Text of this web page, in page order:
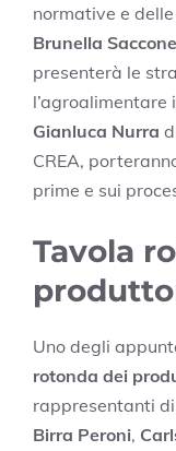
normative e
Brunella Saccone
presenterà le
Gianluca Nurra
CREA,
prime e sui
Tavola
Uno degli
rotonda dei
rappresentanti
Birra Peroni,